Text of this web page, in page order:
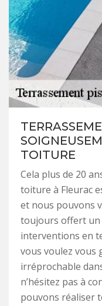
TOITURE
Cela plus de 20
toiture à Fleurac
et nous pouvons
toujours offert un
interventions en
vous voulez vous
irréprochable
n’hésitez pas à
pouvons réaliser